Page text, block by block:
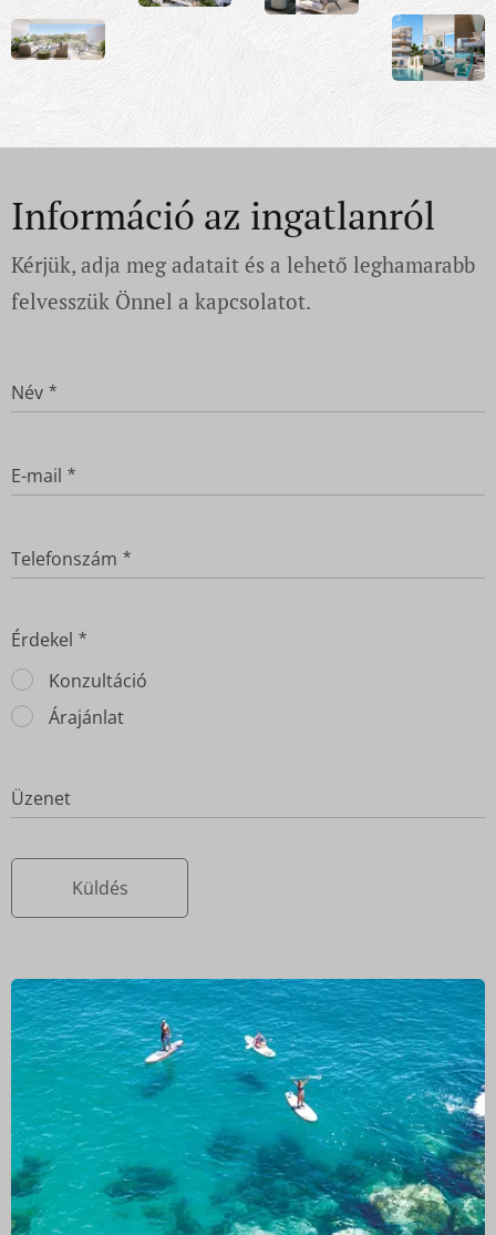
Információ az ingatlanról
Kérjük, adja meg adatait és a lehető leghamarabb
felvesszük Önnel a kapcsolatot.
Név
E-mail
Telefonszám
Érdekel
Konzultáció
Árajánlat
Üzenet
Küldés